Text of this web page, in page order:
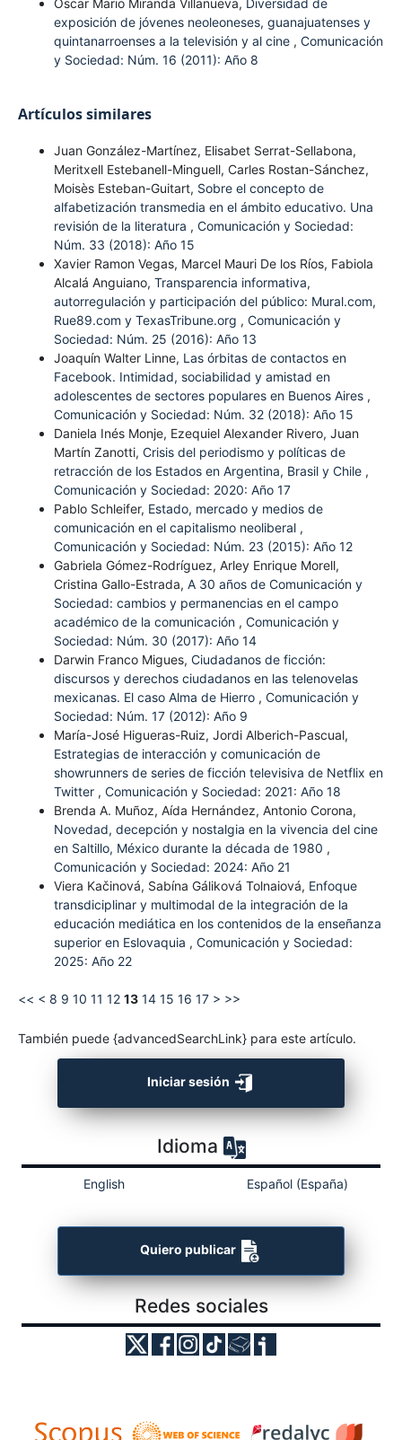
Oscar Mario Miranda Villanueva, Diversidad de
exposición de jóvenes neoleoneses, guanajuatenses y
quintanarroenses a la televisión y al cine , Comunicación
y Sociedad: Núm. 16 (2011): Año 8
Artículos similares
Juan González-Martínez, Elisabet Serrat-Sellabona,
Meritxell Estebanell-Minguell, Carles Rostan-Sánchez,
Moisès Esteban-Guitart, Sobre el concepto de
alfabetización transmedia en el ámbito educativo. Una
revisión de la literatura , Comunicación y Sociedad:
Núm. 33 (2018): Año 15
Xavier Ramon Vegas, Marcel Mauri De los Ríos, Fabiola
Alcalá Anguiano, Transparencia informativa,
autorregulación y participación del público: Mural.com,
Rue89.com y TexasTribune.org , Comunicación y
Sociedad: Núm. 25 (2016): Año 13
Joaquín Walter Linne, Las órbitas de contactos en
Facebook. Intimidad, sociabilidad y amistad en
adolescentes de sectores populares en Buenos Aires ,
Comunicación y Sociedad: Núm. 32 (2018): Año 15
Daniela Inés Monje, Ezequiel Alexander Rivero, Juan
Martín Zanotti, Crisis del periodismo y políticas de
retracción de los Estados en Argentina, Brasil y Chile ,
Comunicación y Sociedad: 2020: Año 17
Pablo Schleifer, Estado, mercado y medios de
comunicación en el capitalismo neoliberal ,
Comunicación y Sociedad: Núm. 23 (2015): Año 12
Gabriela Gómez-Rodríguez, Arley Enrique Morell,
Cristina Gallo-Estrada, A 30 años de Comunicación y
Sociedad: cambios y permanencias en el campo
académico de la comunicación , Comunicación y
Sociedad: Núm. 30 (2017): Año 14
Darwin Franco Migues, Ciudadanos de ficción:
discursos y derechos ciudadanos en las telenovelas
mexicanas. El caso Alma de Hierro , Comunicación y
Sociedad: Núm. 17 (2012): Año 9
María-José Higueras-Ruiz, Jordi Alberich-Pascual,
Estrategias de interacción y comunicación de
showrunners de series de ficción televisiva de Netflix en
Twitter , Comunicación y Sociedad: 2021: Año 18
Brenda A. Muñoz, Aída Hernández, Antonio Corona,
Novedad, decepción y nostalgia en la vivencia del cine
en Saltillo, México durante la década de 1980 ,
Comunicación y Sociedad: 2024: Año 21
Viera Kačinová, Sabína Gáliková Tolnaiová, Enfoque
transdiciplinar y multimodal de la integración de la
educación mediática en los contenidos de la enseñanza
superior en Eslovaquia , Comunicación y Sociedad:
2025: Año 22
<< < 8 9 10 11 12 13 14 15 16 17 > >>
También puede {advancedSearchLink} para este artículo.
Iniciar sesión
Idioma
English Español (España)
Quiero publicar
Redes sociales